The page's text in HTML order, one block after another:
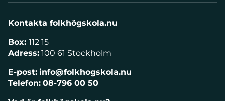
Kontakta folkhögskola.nu
Box: 112 15
Adress: 100 61 Stockholm
E-post: info@folkhogskola.nu
Telefon: 08-796 00 50